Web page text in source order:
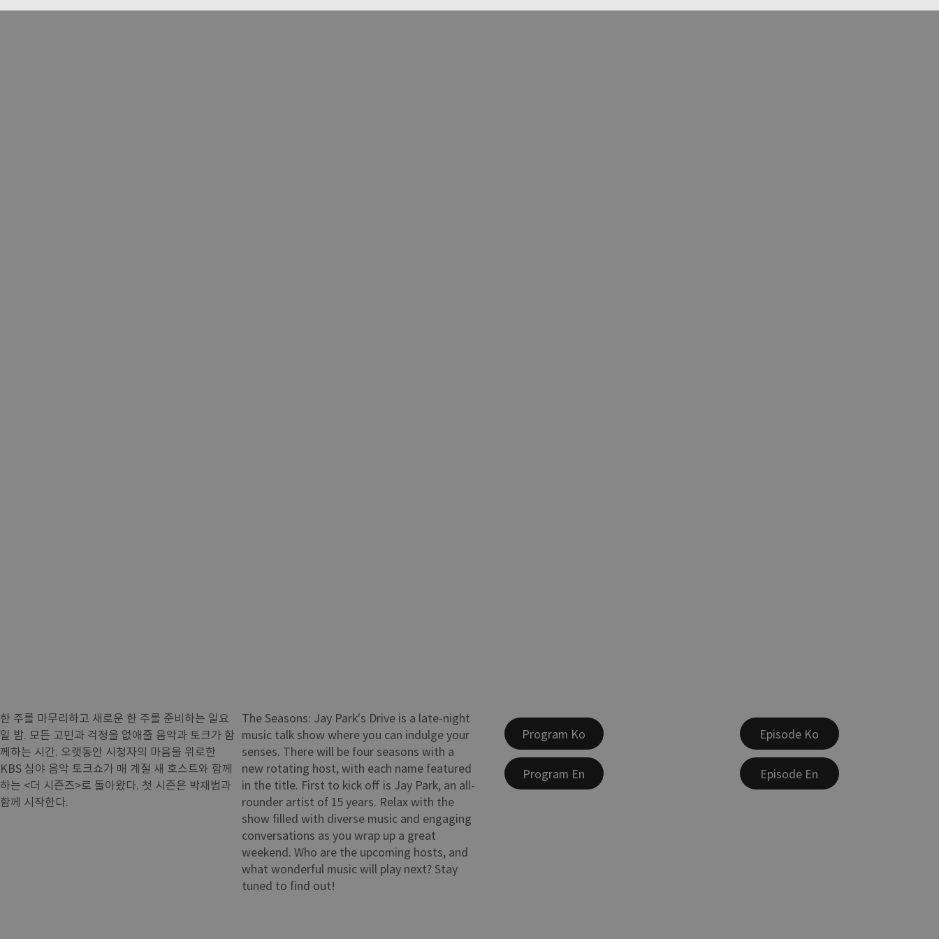
한 주를 마무리하고 새로운 한 주를 준비하는 일요
일 밤. 모든 고민과 걱정을 없애줄 음악과 토크가 함
께하는 시간. 오랫동안 시청자의 마음을 위로한
KBS 심야 음악 토크쇼가 매 계절 새 호스트와 함께
하는 <더 시즌즈>로 돌아왔다. 첫 시즌은 박재범과
함께 시작한다.
The Seasons: Jay Park's Drive is a late-night
music talk show where you can indulge your
senses. There will be four seasons with a
new rotating host, with each name featured
in the title. First to kick off is Jay Park, an all-
rounder artist of 15 years. Relax with the
show filled with diverse music and engaging
conversations as you wrap up a great
weekend. Who are the upcoming hosts, and
what wonderful music will play next? Stay
tuned to find out!
Program Ko
Program En
Episode Ko
Episode En